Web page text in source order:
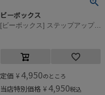
ビーボックス
[ビーボックス] ステップアップマグパック セージグリーン
定価 ¥ 4,950のところ
当店特別価格 ¥ 4,950税込